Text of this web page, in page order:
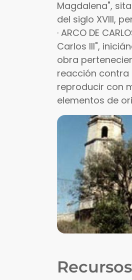
Magdalena",
del siglo XVIII,
· ARCO DE
Carlos III",
obra
reacción contra
reproducir con
elementos de